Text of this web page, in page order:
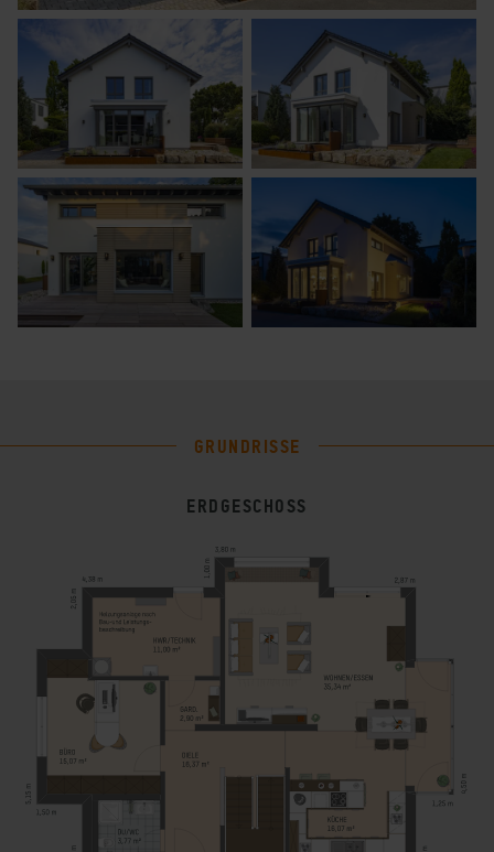
GRUNDRISSE
ERDGESCHOSS